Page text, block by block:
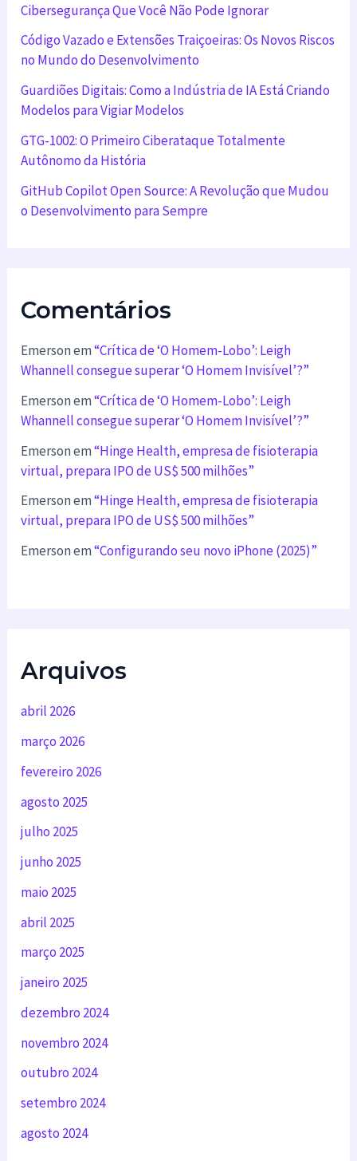
Cibersegurança Que Você Não Pode Ignorar
Código Vazado e Extensões Traiçoeiras: Os Novos Riscos
no Mundo do Desenvolvimento
Guardiões Digitais: Como a Indústria de IA Está Criando
Modelos para Vigiar Modelos
GTG-1002: O Primeiro Ciberataque Totalmente
Autônomo da História
GitHub Copilot Open Source: A Revolução que Mudou
o Desenvolvimento para Sempre
Comentários
Emersonem“Crítica de ‘O Homem-Lobo’: Leigh
Whannell consegue superar ‘O Homem Invisível’?”
Emersonem“Crítica de ‘O Homem-Lobo’: Leigh
Whannell consegue superar ‘O Homem Invisível’?”
Emersonem“Hinge Health, empresa de fisioterapia
virtual, prepara IPO de US$ 500 milhões”
Emersonem“Hinge Health, empresa de fisioterapia
virtual, prepara IPO de US$ 500 milhões”
Emersonem“Configurando seu novo iPhone (2025)”
Arquivos
abril 2026
março 2026
fevereiro 2026
agosto 2025
julho 2025
junho 2025
maio 2025
abril 2025
março 2025
janeiro 2025
dezembro 2024
novembro 2024
outubro 2024
setembro 2024
agosto 2024